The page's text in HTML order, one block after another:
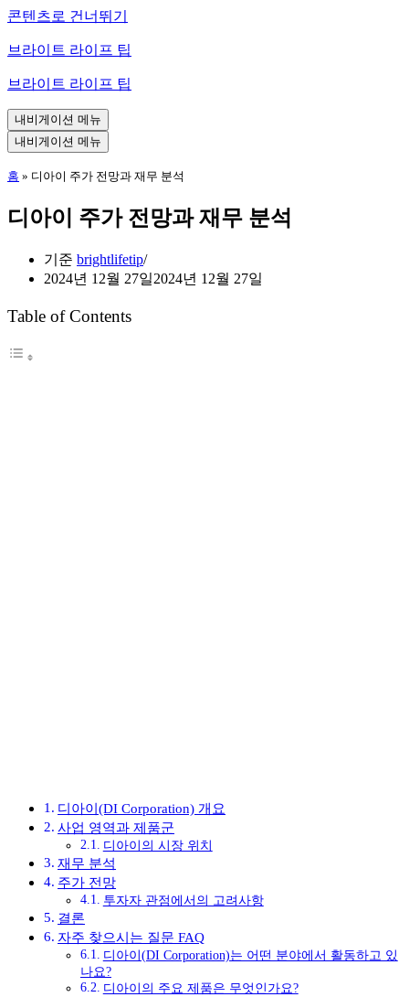
콘텐츠로 건너뛰기
브라이트 라이프 팁
브라이트 라이프 팁
내비게이션 메뉴
내비게이션 메뉴
홈 » 디아이 주가 전망과 재무 분석
디아이 주가 전망과 재무 분석
기준 brightlifetip
2024년 12월 27일2024년 12월 27일
Table of Contents
디아이(DI Corporation) 개요
사업 영역과 제품군
디아이의 시장 위치
재무 분석
주가 전망
투자자 관점에서의 고려사항
결론
자주 찾으시는 질문 FAQ
디아이(DI Corporation)는 어떤 분야에서 활동하고 있
나요?
디아이의 주요 제품은 무엇인가요?